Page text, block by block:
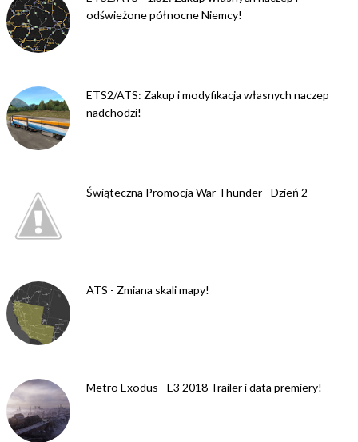
odświeżone północne Niemcy!
ETS2/ATS: Zakup i modyfikacja własnych naczep
nadchodzi!
Świąteczna Promocja War Thunder - Dzień 2
ATS - Zmiana skali mapy!
Metro Exodus - E3 2018 Trailer i data premiery!